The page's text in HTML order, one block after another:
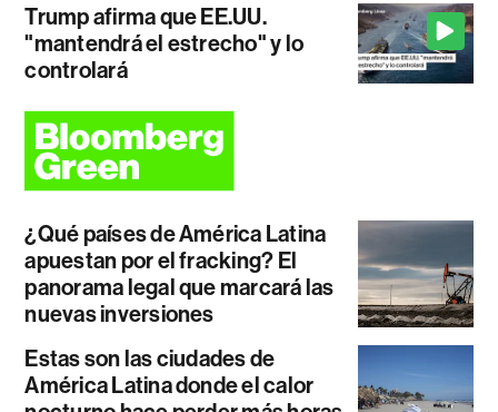
Trump afirma que EE.UU.
"mantendrá el estrecho" y lo
controlará
¿Qué países de América Latina
apuestan por el fracking? El
panorama legal que marcará las
nuevas inversiones
Estas son las ciudades de
América Latina donde el calor